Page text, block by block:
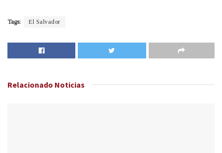
Tags: El Salvador
Relacionado Noticias